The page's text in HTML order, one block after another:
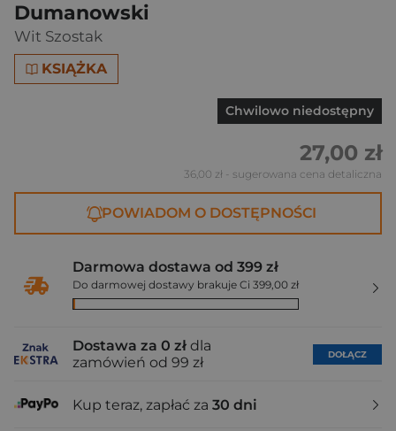
Dumanowski
Wit Szostak
KSIĄŻKA
Chwilowo niedostępny
27,00 zł
36,00 zł - sugerowana cena detaliczna
POWIADOM O DOSTĘPNOŚCI
Darmowa dostawa od 399 zł
Do darmowej dostawy brakuje Ci 399,00 zł
Dostawa za 0 zł dla
zamówień od 99 zł
DOŁĄCZ
Kup teraz, zapłać za 30 dni